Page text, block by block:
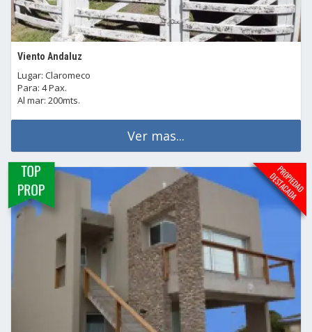
Viento Andaluz
Lugar: Claromeco
Para: 4 Pax.
Al mar: 200mts.
Ver mas...